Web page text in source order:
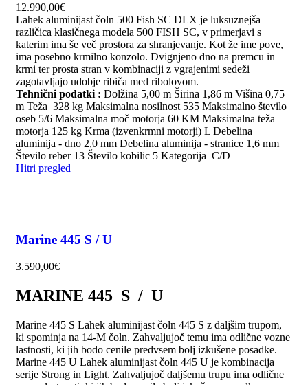
12.990,00€
Lahek aluminijast čoln 500 Fish SC DLX je luksuznejša
različica klasičnega modela 500 FISH SC, v primerjavi s
katerim ima še več prostora za shranjevanje. Kot že ime pove,
ima posebno krmilno konzolo. Dvignjeno dno na premcu in
krmi ter prosta stran v kombinaciji z vgrajenimi sedeži
zagotavljajo udobje ribiča med ribolovom.
Tehnični podatki : Dolžina 5,00 m Širina 1,86 m Višina 0,75
m Teža 328 kg Maksimalna nosilnost 535 Maksimalno število
oseb 5/6 Maksimalna moč motorja 60 KM Maksimalna teža
motorja 125 kg Krma (izvenkrmni motorji) L Debelina
aluminija - dno 2,0 mm Debelina aluminija - stranice 1,6 mm
Število reber 13 Število kobilic 5 Kategorija C/D
Hitri pregled
Marine 445 S / U
3.590,00€
MARINE 445 S / U
Marine 445 S Lahek aluminijast čoln 445 S z daljšim trupom,
ki spominja na 14-M čoln. Zahvaljujoč temu ima odlične vozne
lastnosti, ki jih bodo cenile predvsem bolj izkušene posadke.
Marine 445 U Lahek aluminijast čoln 445 U je kombinacija
serije Strong in Light. Zahvaljujoč daljšemu trupu ima odlične